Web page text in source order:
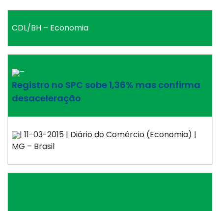
CDL/BH – Economia
–
Registro no SPC sobe 1,36% mas confirma
desaceleração
| 11-03-2015 | Diário do Comércio (Economia) |
MG – Brasil